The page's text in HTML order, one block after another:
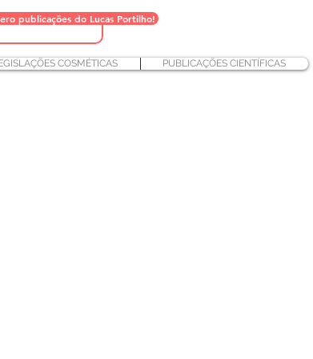
COSMÉTICAS PUBLICAÇÕES CIENTÍFICAS
publicações do Lucas Portilho!